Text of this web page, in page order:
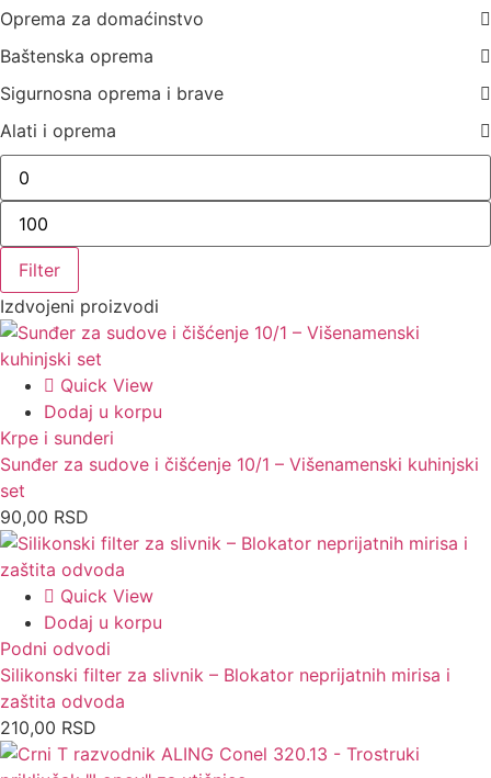
Oprema za domaćinstvo
Baštenska oprema
Sigurnosna oprema i brave
Alati i oprema
Filter
Izdvojeni proizvodi
Quick View
Dodaj u korpu
Krpe i sunderi
Sunđer za sudove i čišćenje 10/1 – Višenamenski kuhinjski
set
90,00 RSD
Quick View
Dodaj u korpu
Podni odvodi
Silikonski filter za slivnik – Blokator neprijatnih mirisa i
zaštita odvoda
210,00 RSD